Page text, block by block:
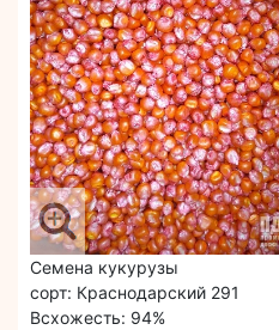
Семена кукурузы
сорт: Краснодарский 291
Всхожесть: 94%